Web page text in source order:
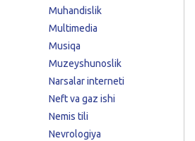
Muhandislik
Multimedia
Musiqa
Muzeyshunoslik
Narsalar interneti
Neft va gaz ishi
Nemis tili
Nevrologiya